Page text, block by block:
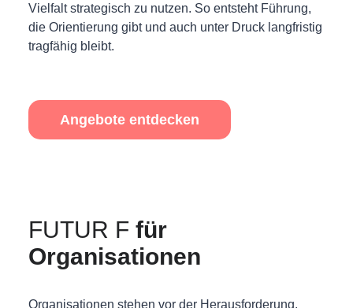
Vielfalt strategisch zu nutzen. So entsteht Führung,
die Orientierung gibt und auch unter Druck langfristig
tragfähig bleibt.
Angebote entdecken
FUTUR Ffür
Organisationen
Organisationen stehen vor der Herausforderung,